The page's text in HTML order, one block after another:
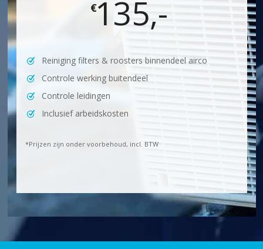
€135,-
Reiniging filters & roosters binnendeel airco
Controle werking buitendeel
Controle leidingen
Inclusief arbeidskosten
*Prijzen zijn onder voorbehoud, incl. BTW